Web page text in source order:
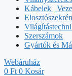
Kábelek |
Szerszámok
Gyártók és
Webáruház
0 Ft 0 Kosár